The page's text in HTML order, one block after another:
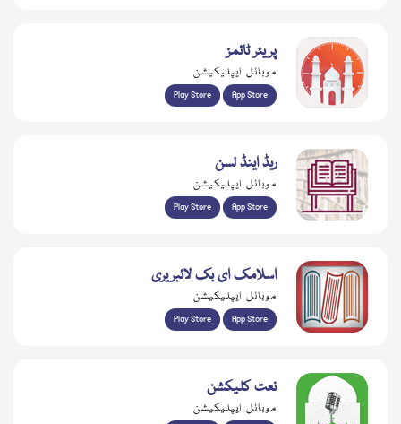
پریئر ٹائمز
موبائل ایپلیکیشن
Play Store App Store
ریڈ اینڈ لسن
موبائل ایپلیکیشن
Play Store App Store
اسلامک ای بک لائبریری
موبائل ایپلیکیشن
Play Store App Store
نعت کلیکشن
موبائل ایپلیکیشن